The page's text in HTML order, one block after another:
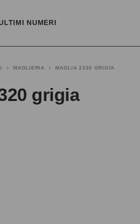
NUMERI
MAGLIERIA MAGLIA 2320 GRIGIA
grigia